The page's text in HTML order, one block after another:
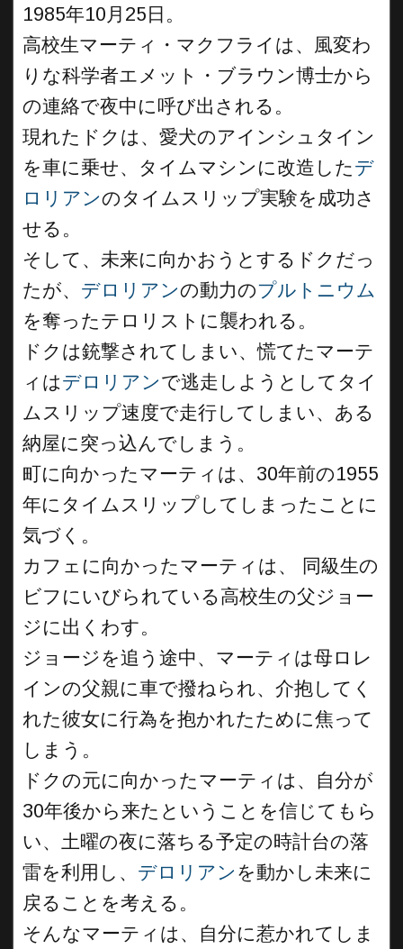
1985年10月25日。
高校生マーティ・マクフライは、風変わ
りな科学者エメット・ブラウン博士から
の連絡で夜中に呼び出される。
現れたドクは、愛犬のアインシュタイン
を車に乗せ、タイムマシンに改造したデ
ロリアンのタイムスリップ実験を成功さ
せる。
そして、未来に向かおうとするドクだっ
たが、 デロリアンの動力のプルトニウム
を奪ったテロリストに襲われる。
ドクは銃撃されてしまい、慌てたマーテ
ィはデロリアンで逃走しようとしてタイ
ムスリップ速度で走行してしまい、ある
納屋に突っ込んでしまう。
町に向かったマーティは、30年前の1955
年にタイムスリップしてしまったことに
気づく。
カフェに向かったマーティは、 同級生の
ビフにいびられている高校生の父ジョー
ジに出くわす。
ジョージを追う途中、マーティは母ロレ
インの父親に車で撥ねられ、介抱してく
れた彼女に行為を抱かれたために焦って
しまう。
ドクの元に向かったマーティは、自分が
30年後から来たということを信じてもら
い、土曜の夜に落ちる予定の時計台の落
雷を利用し、 デロリアン を動かし未来に
戻ることを考える。
そんなマーティは、自分に惹かれてしま